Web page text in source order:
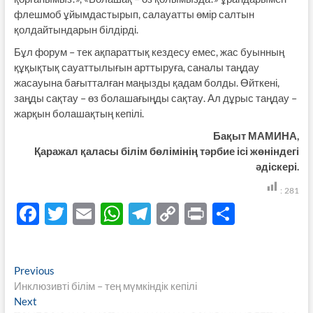
флешмоб ұйымдастырып, салауатты өмір салтын
қолдайтындарын білдірді.
Бұл форум – тек ақпараттық кездесу емес, жас буынның
құқықтық сауаттылығын арттыруға, саналы таңдау
жасауына бағытталған маңызды қадам болды. Өйткені,
заңды сақтау – өз болашағыңды сақтау. Ал дұрыс таңдау –
жарқын болашақтың кепілі.
Бақыт МАМИНА,
Қаражал қаласы білім бөлімінің тәрбие ісі жөніндегі
әдіскері.
: 281
F
b
T
er
E W
s
T
gr
C
y
P S
Навигация
по
PreviousPrevious
post:
Инклюзивті білім – тең мүмкіндік кепілі
NextNext